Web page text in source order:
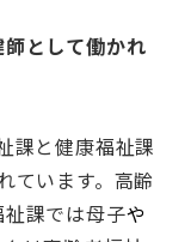
として働かれ
課と健康福祉課
ています。高齢
課では母子や